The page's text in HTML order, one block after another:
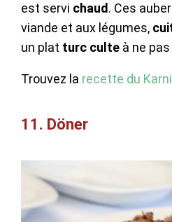
est servi chaud. Ces
viande et aux légumes,
un plat turc culte à ne
Trouvez la recette du
11. Döner